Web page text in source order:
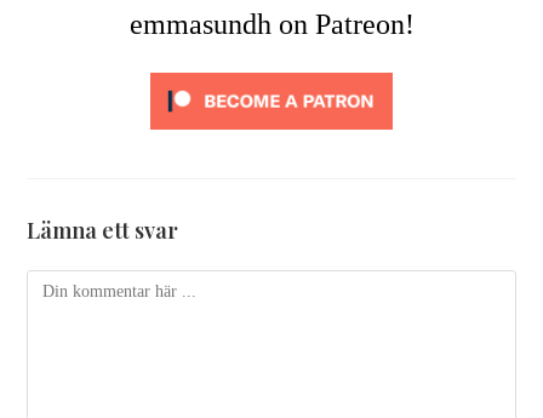
emmasundh on Patreon!
Lämna ett svar